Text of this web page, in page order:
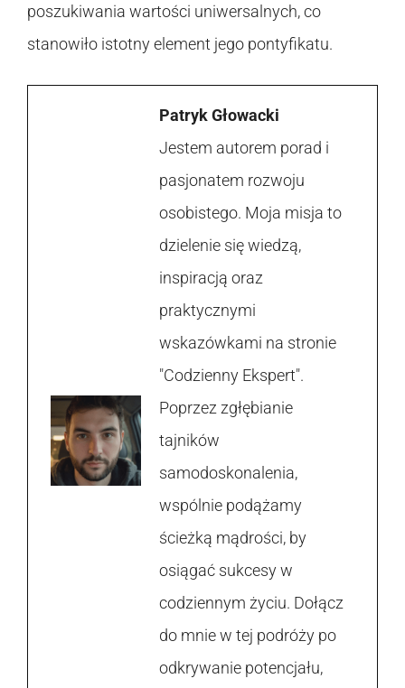
poszukiwania wartości uniwersalnych, co
stanowiło istotny element jego pontyfikatu.
Patryk Głowacki
Jestem autorem porad i
pasjonatem rozwoju
osobistego. Moja misja to
dzielenie się wiedzą,
inspiracją oraz
praktycznymi
wskazówkami na stronie
"Codzienny Ekspert".
Poprzez zgłębianie
tajników
samodoskonalenia,
wspólnie podążamy
ścieżką mądrości, by
osiągać sukcesy w
codziennym życiu. Dołącz
do mnie w tej podróży po
odkrywanie potencjału,